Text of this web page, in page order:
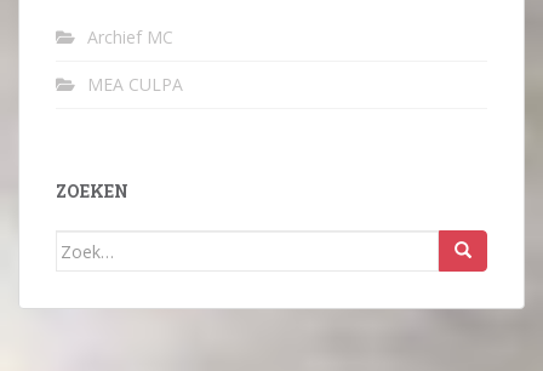
Archief MC
MEA CULPA
ZOEKEN
Zoek